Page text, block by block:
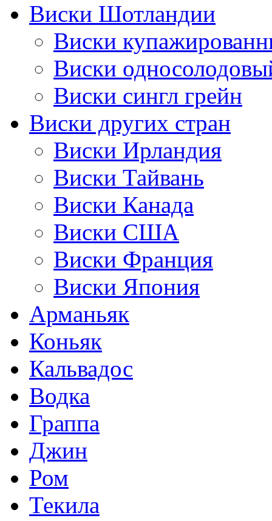
Виски Шотландии
Виски
Виски
Виски сингл грейн
Виски других стран
Виски Ирландия
Виски Тайвань
Виски Канада
Виски США
Виски Франция
Виски Япония
Арманьяк
Коньяк
Кальвадос
Водка
Граппа
Джин
Ром
Текила